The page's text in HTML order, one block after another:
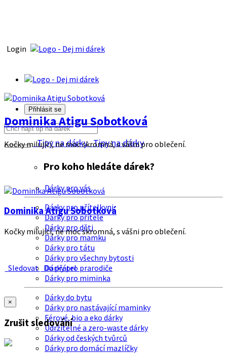
Login
Přihlásit se
Tipy na dárkyTipy na dárky
Pro koho hledáte dárek?
Dárky pro vás
Dárky pro přítelkyni
Dárky pro přítele
Dárky pro děti
Dárky pro mamku
Dárky pro tátu
Dárky pro všechny bytosti
Dárky pro prarodiče
Dárky pro miminka
Dárky do bytu
Dárky pro nastávající maminky
Férové, bio a eko dárky
Udržitelné a zero-waste dárky
Dárky od českých tvůrců
Dárky pro domácí mazlíčky
Dominika Atigu Sobotková
Kočky milující, ne moc skromná, s vášni pro oblečení.
Dominika Atigu Sobotková
Kočky milující, ne moc skromná, s vášni pro oblečení.
Sledovat Do přátel
×
Zrušit sledování